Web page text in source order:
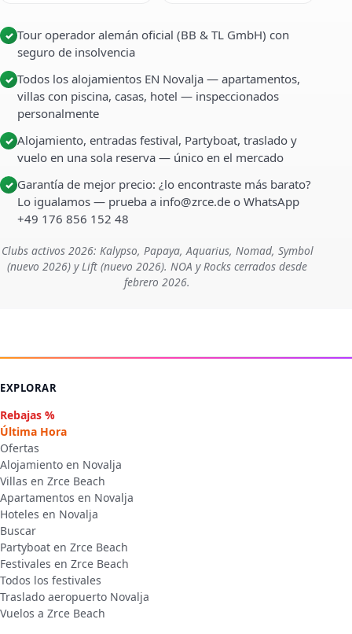
✓ Tour operador alemán oficial (BB & TL GmbH) con
seguro de insolvencia
✓ Todos los alojamientos EN Novalja — apartamentos,
villas con piscina, casas, hotel — inspeccionados
personalmente
✓ Alojamiento, entradas festival, Partyboat, traslado y
vuelo en una sola reserva — único en el mercado
✓ Garantía de mejor precio: ¿lo encontraste más barato?
Lo igualamos — prueba a info@zrce.de o WhatsApp
+49 176 856 152 48
Clubs activos 2026: Kalypso, Papaya, Aquarius, Nomad, Symbol
(nuevo 2026) y Lift (nuevo 2026). NOA y Rocks cerrados desde
febrero 2026.
EXPLORAR
Rebajas %
Última Hora
Ofertas
Alojamiento en Novalja
Villas en Zrce Beach
Apartamentos en Novalja
Hoteles en Novalja
Buscar
Partyboat en Zrce Beach
Festivales en Zrce Beach
Todos los festivales
Traslado aeropuerto Novalja
Vuelos a Zrce Beach